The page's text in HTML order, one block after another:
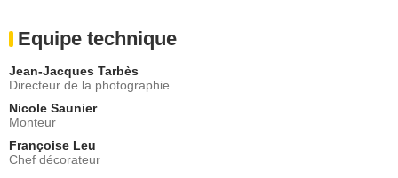
Equipe technique
Jean-Jacques Tarbès
Directeur de la photographie
Nicole Saunier
Monteur
Françoise Leu
Chef décorateur